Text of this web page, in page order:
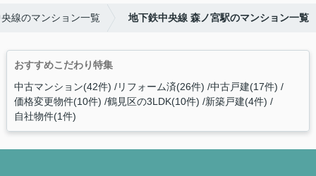
線のマンション一覧 地下鉄中央線 森ノ宮駅のマンション一覧
おすすめこだわり特集
中古マンション(42件) リフォーム済(26件) 中古戸建(17件)
価格変更物件(10件) 鶴見区の3LDK(10件) 新築戸建(4件)
自社物件(1件)